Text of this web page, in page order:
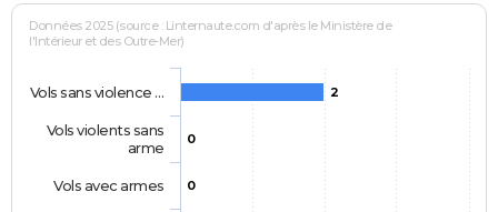
Données 2025 (source : Linternaute.com d'après le Ministère de
l'Intérieur et des Outre-Mer)
2
0
0
Vols sans violence …
Vols violents sans
arme
Vols avec armes